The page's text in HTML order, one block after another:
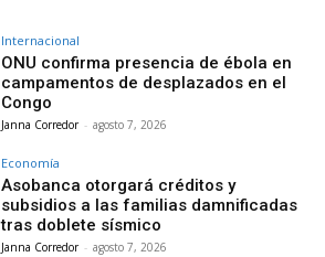
Internacional
ONU confirma presencia de ébola en
campamentos de desplazados en el
Congo
Janna Corredor - agosto 7, 2026
Economía
Asobanca otorgará créditos y
subsidios a las familias damnificadas
tras doblete sísmico
Janna Corredor - agosto 7, 2026